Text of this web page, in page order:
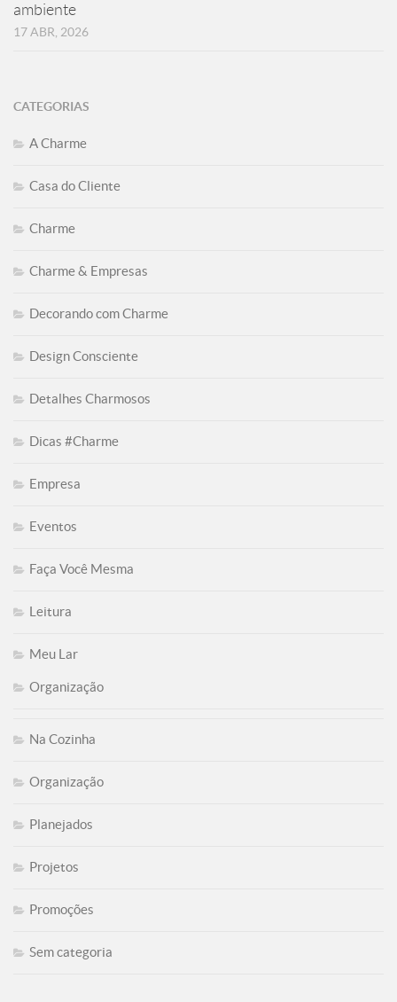
ambiente
17 ABR, 2026
CATEGORIAS
A Charme
Casa do Cliente
Charme
Charme & Empresas
Decorando com Charme
Design Consciente
Detalhes Charmosos
Dicas #Charme
Empresa
Eventos
Faça Você Mesma
Leitura
Meu Lar
Organização
Na Cozinha
Organização
Planejados
Projetos
Promoções
Sem categoria